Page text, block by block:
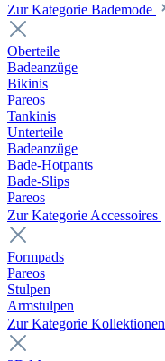
Zur Kategorie Bademode
Oberteile
Badeanzüge
Bikinis
Pareos
Tankinis
Unterteile
Badeanzüge
Bade-Hotpants
Bade-Slips
Pareos
Zur Kategorie Accessoires
Formpads
Pareos
Stulpen
Armstulpen
Zur Kategorie Kollektionen